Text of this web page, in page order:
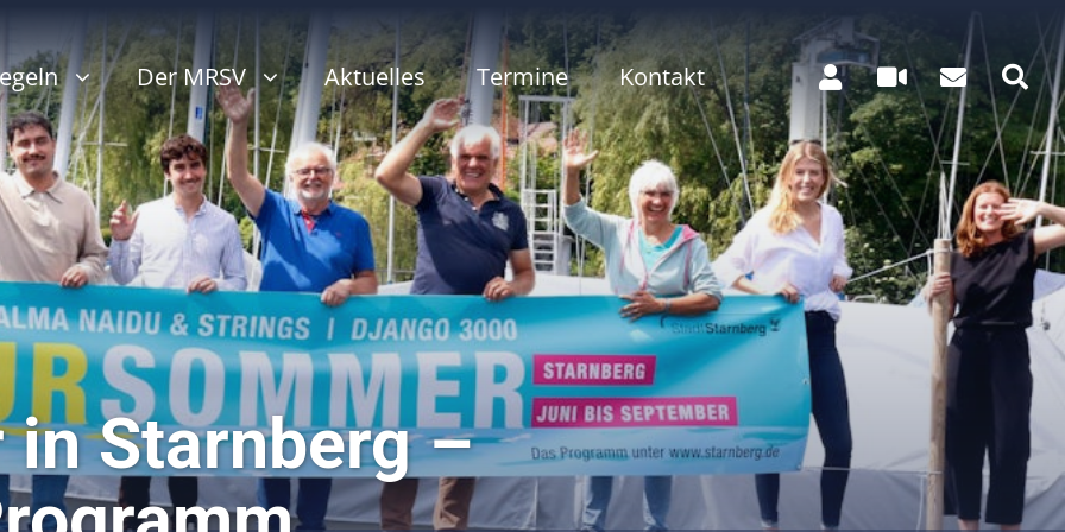
Der MRSV Aktuelles Termine Kontakt
Starnberg –